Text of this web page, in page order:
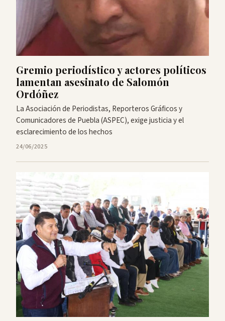
Gremio periodístico y actores políticos
lamentan asesinato de Salomón
Ordóñez
La Asociación de Periodistas, Reporteros Gráficos y
Comunicadores de Puebla (ASPEC), exige justicia y el
esclarecimiento de los hechos
24/06/2025